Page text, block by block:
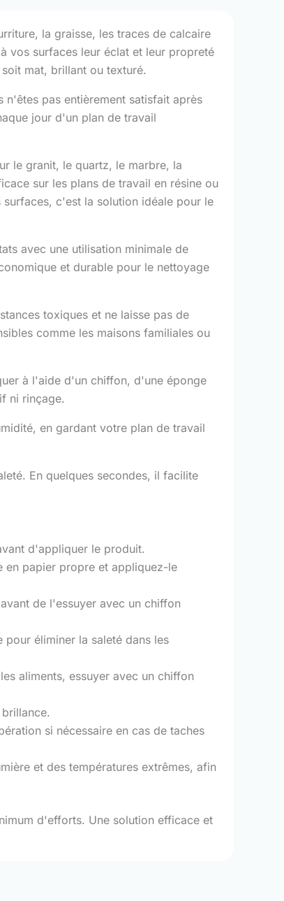
la graisse, les traces de calcaire
vos surfaces leur éclat et leur propreté
mat, brillant ou texturé.
pas entièrement satisfait après
jour d'un plan de travail
le granit, le quartz, le marbre, la
sur les plans de travail en résine ou
c'est la solution idéale pour le
avec une utilisation minimale de
et durable pour le nettoyage
toxiques et ne laisse pas de
comme les maisons familiales ou
à l'aide d'un chiffon, d'une éponge
ni rinçage.
en gardant votre plan de travail
En quelques secondes, il facilite
d'appliquer le produit.
en papier propre et appliquez-le
de l'essuyer avec un chiffon
éliminer la saleté dans les
aliments, essuyer avec un chiffon
si nécessaire en cas de taches
et des températures extrêmes, afin
d'efforts. Une solution efficace et